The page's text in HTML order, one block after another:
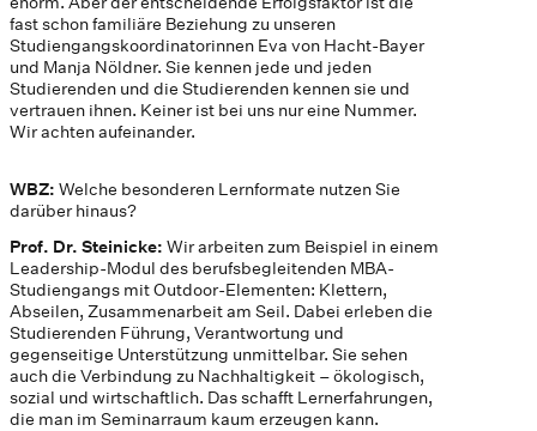
fast schon familiäre Beziehung zu unseren
Studiengangskoordinatorinnen Eva von Hacht-Bayer
und Manja Nöldner. Sie kennen jede und jeden
Studierenden und die Studierenden kennen sie und
vertrauen ihnen. Keiner ist bei uns nur eine Nummer.
Wir achten aufeinander.
WBZ: Welche besonderen Lernformate nutzen Sie
darüber hinaus?
Prof. Dr. Steinicke: Wir arbeiten zum Beispiel in einem
Leadership-Modul des berufsbegleitenden MBA-
Studiengangs mit Outdoor-Elementen: Klettern,
Abseilen, Zusammenarbeit am Seil. Dabei erleben die
Studierenden Führung, Verantwortung und
gegenseitige Unterstützung unmittelbar. Sie sehen
auch die Verbindung zu Nachhaltigkeit – ökologisch,
sozial und wirtschaftlich. Das schafft Lernerfahrungen,
die man im Seminarraum kaum erzeugen kann.